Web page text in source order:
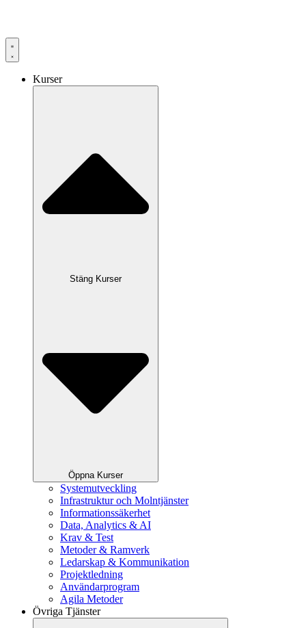
innehåll
Kurser
Stäng Kurser
Öppna Kurser
Systemutveckling
Infrastruktur och Molntjänster
Informationssäkerhet
Data, Analytics & AI
Krav & Test
Metoder & Ramverk
Ledarskap & Kommunikation
Projektledning
Användarprogram
Agila Metoder
Övriga Tjänster